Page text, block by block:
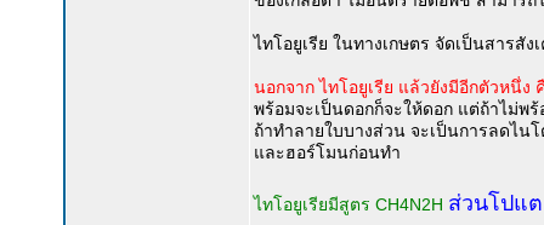
ไทโอยูเรีย ในทางเกษตร จัดเป็นสารสั
นอกจาก ไทโอยูเรีย แล้วยังมีอีกตัวหนึ่ง
พร้อมจะเป็นดอกก็จะให้ดอก แต่ถ้าไม่พ
ถ้าทำลายใบบางส่วน จะเป็นการลดไน
และฮอร์โมนก่อนทำ
ไทโอยูเรียมีสูตร CH4N2H ส่วนโปแต